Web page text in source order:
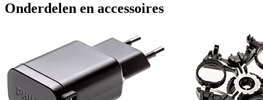
Onderdelen en accessoires